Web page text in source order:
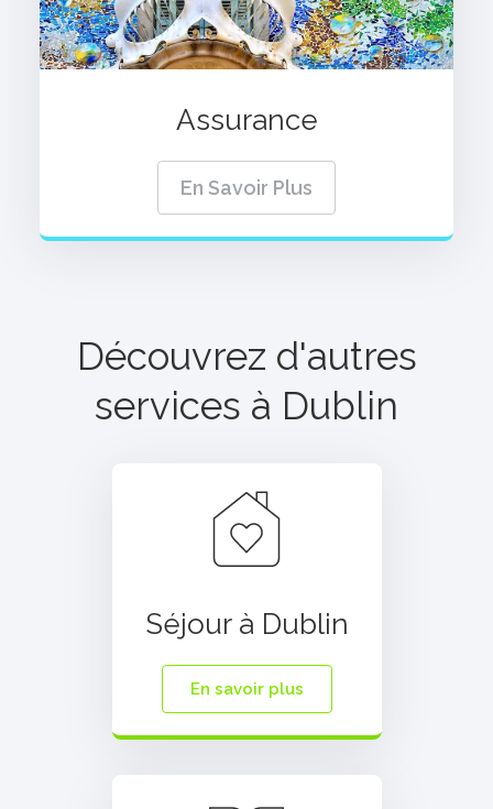
Assurance
En Savoir Plus
Découvrez d'autres
services à Dublin
Séjour à Dublin
En savoir plus